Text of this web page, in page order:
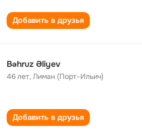
Добавить в друзья
Bəhruz Əliyev
46 лет,Лиман (Порт-Ильич)
Добавить в друзья